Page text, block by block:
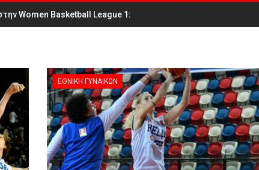
Women Basketball League 1
η Εθνική Γυναικών
ΕΘΝΙΚΉ ΓΥΝΑΙΚΏΝ